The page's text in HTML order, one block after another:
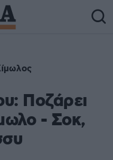
Ποζάρει
- Σοκ,